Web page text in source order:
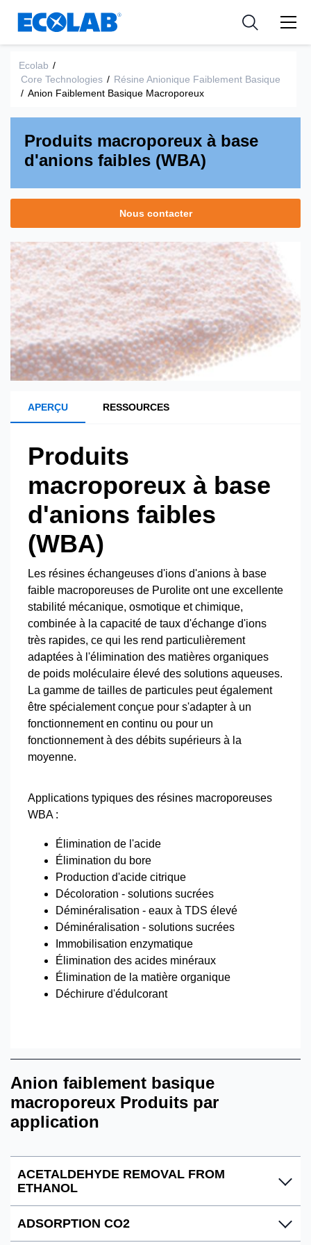
Resources
les industries
Applications
Pharmaceutical
Nutraceuticals
Nouvelles et Evènements
Tools
Anion Faiblement Basique Macroporeux
/
Résine Anionique Faiblement Basique
/
Core Technologies
/
Ecolab
Produits macroporeux à base
d'anions faibles (WBA)
Nous contacter
APERÇU RESSOURCES
Produits
macroporeux à base
d'anions faibles
(WBA)
Les résines échangeuses d'ions d'anions à base
faible macroporeuses de Purolite ont une excellente
stabilité mécanique, osmotique et chimique,
combinée à la capacité de taux d'échange d'ions
très rapides, ce qui les rend particulièrement
adaptées à l'élimination des matières organiques
de poids moléculaire élevé des solutions aqueuses.
La gamme de tailles de particules peut également
être spécialement conçue pour s'adapter à un
fonctionnement en continu ou pour un
fonctionnement à des débits supérieurs à la
moyenne.
Applications typiques des résines macroporeuses
WBA :
Élimination de l'acide
Élimination du bore
Production d'acide citrique
Décoloration - solutions sucrées
Déminéralisation - eaux à TDS élevé
Déminéralisation - solutions sucrées
Immobilisation enzymatique
Élimination des acides minéraux
Élimination de la matière organique
Déchirure d'édulcorant
Anion faiblement basique
macroporeux Produits par
application
ACETALDEHYDE REMOVAL FROM
ETHANOL
A110
ADSORPTION CO2